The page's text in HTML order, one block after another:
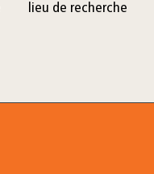
lieu de recherche